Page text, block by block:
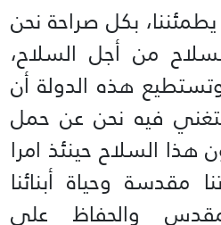
بكل صراحة نحن
من أجل السلاح،
هذه الدولة أن
فيه نحن عن حمل
هذا السلاح حينئذ امرا
مقدسة وحياة أبنائنا
والحفاظ على